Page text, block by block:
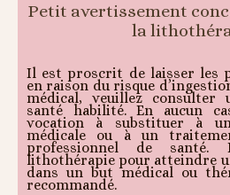
Petit avertissement
la
Il est proscrit de laisser les
en raison du risque
médical, veuillez consulter
santé habilité. En aucun
vocation à substituer à
médicale ou à un
professionnel de santé.
lithothérapie pour atteindre
dans un but médical ou
recommandé.